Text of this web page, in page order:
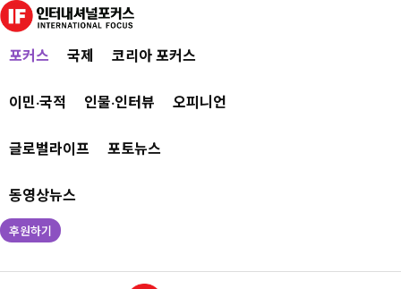
포커스 국제 코리아 포커스
이민·국적 인물·인터뷰 오피니언
글로벌라이프 포토뉴스
동영상뉴스
후원하기